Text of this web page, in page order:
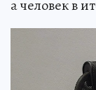
а человек в